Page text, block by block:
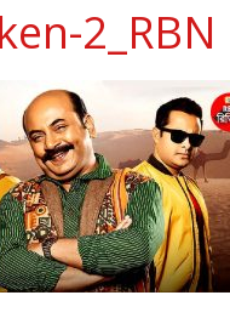
2_RBN